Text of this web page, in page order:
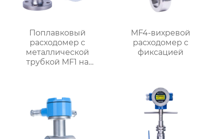
Поплавковый
расходомер с
металлической
трубкой MF1 на
MF4-вихревой
расходомер с
фиксацией